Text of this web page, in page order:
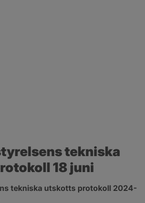
tekniska
18 juni
tekniska utskotts protokoll 2024-